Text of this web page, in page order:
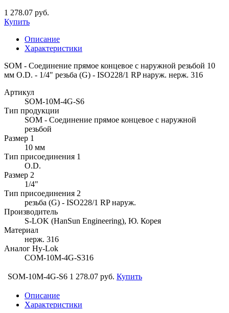
1 278.07 руб.
Купить
Описание
Характеристики
SOM - Соединение прямое концевое с наружной резьбой 10
мм O.D. - 1/4" резьба (G) - ISO228/1 RP наруж. нерж. 316
Артикул
SOM-10M-4G-S6
Тип продукции
SOM - Соединение прямое концевое с наружной
резьбой
Размер 1
10 мм
Тип присоединения 1
O.D.
Размер 2
1/4"
Тип присоединения 2
резьба (G) - ISO228/1 RP наруж.
Производитель
S-LOK (HanSun Engineering), Ю. Корея
Материал
нерж. 316
Аналог Hy-Lok
COM-10M-4G-S316
SOM-10M-4G-S6 1 278.07 руб. Купить
Описание
Характеристики